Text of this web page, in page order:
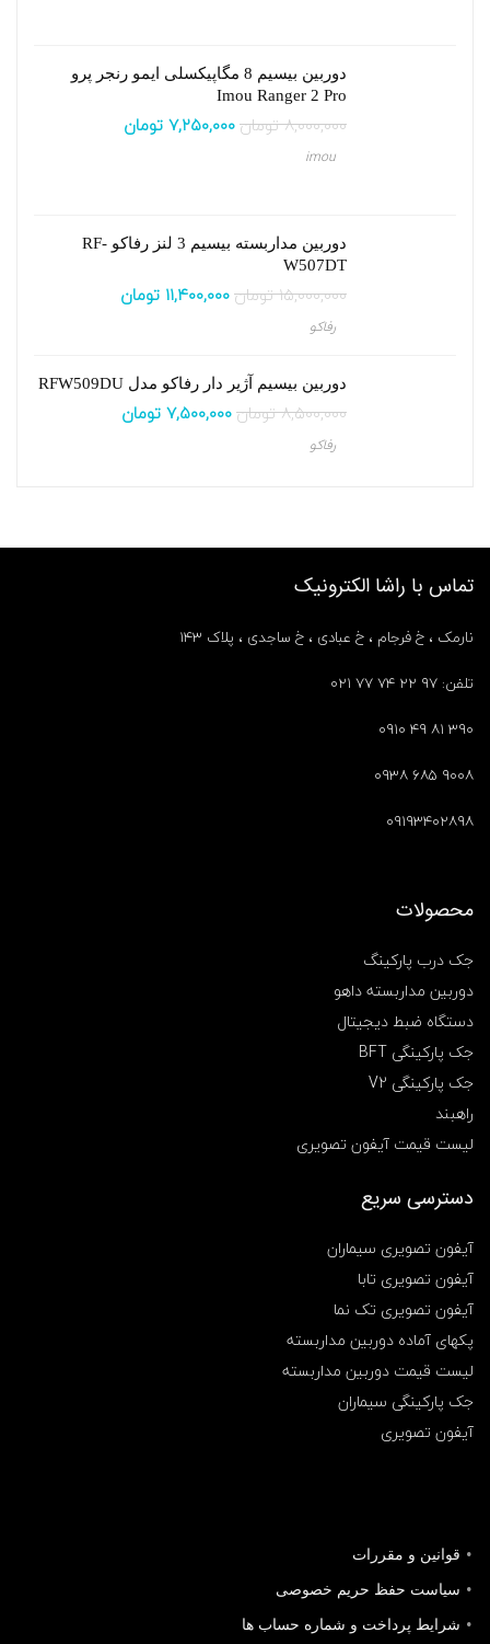
دوربین بیسیم 8 مگاپیکسلی ایمو رنجر پرو
Imou Ranger 2 Pro
۸,۰۰۰,۰۰۰تومان۷,۲۵۰,۰۰۰تومان
imou
دوربین مداربسته بیسیم 3 لنز رفاکو RF-
W507DT
۱۵,۰۰۰,۰۰۰تومان۱۱,۴۰۰,۰۰۰ تومان
رفاکو
دوربین بیسیم آژیر دار رفاکو مدل RFW509DU
۸,۵۰۰,۰۰۰تومان۷,۵۰۰,۰۰۰تومان
رفاکو
تماس با راشا الکترونیک
نارمک ، خ فرجام ، خ عبادی ، خ ساجدی ، پلاک ۱۴۳
تلفن: ۹۷ ۲۲ ۷۴ ۷۷ ۰۲۱
۳۹۰ ۸۱ ۴۹ ۰۹۱۰
۹۰۰۸ ۶۸۵ ۰۹۳۸
۰۹۱۹۳۴۰۲۸۹۸
محصولات
جک درب پارکینگ
دوربین مداربسته داهو
دستگاه ضبط دیجیتال
جک پارکینگی BFT
جک پارکینگی V2
راهبند
لیست قیمت آیفون تصویری
دسترسی سریع
آیفون تصویری سیماران
آیفون تصویری تابا
آیفون تصویری تک نما
پکهای آماده دوربین مداربسته
لیست قیمت دوربین مداربسته
جک پارکینگی سیماران
آیفون تصویری
قوانین و مقررات
سیاست حفظ حریم خصوصی
شرایط پرداخت و شماره حساب ها